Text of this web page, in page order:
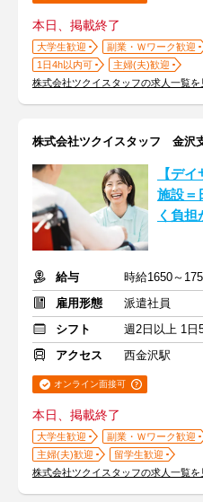
本日、掲載終了
大学生歓迎 副業・Ｗワーク歓迎
1日4h以内可
主婦(夫)歓迎
株式会社ツクイスタッフの求人一覧を
株式会社ツクイスタッフ 金沢
【デ
施設＝
く負
給与
時給1650～
雇用形態
派遣社員
シフト
週2日以上 1日
アクセス
西金沢駅
オンライン面接可
本日、掲載終了
大学生歓迎 副業・Ｗワーク歓迎
主婦(夫)歓迎
留学生歓迎
株式会社ツクイスタッフの求人一覧を